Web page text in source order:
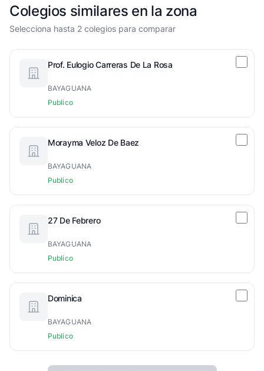
Colegios similares en la zona
Selecciona hasta 2 colegios para comparar
Prof. Eulogio Carreras De La Rosa
BAYAGUANA
Publico
Morayma Veloz De Baez
BAYAGUANA
Publico
27 De Febrero
BAYAGUANA
Publico
Dominica
BAYAGUANA
Publico